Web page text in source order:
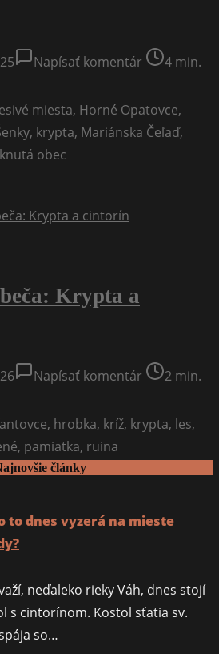
Napísať komentár on
miesta
na
Post
time
4 min.
miesta, Horné Opatovce,
, krypta, Mariánska Čeľaď,
obec
Krypta a
Napísať komentár on
Tribeča:
a
Post
time
2 min.
, hrobka, kríž, krypta, les,
, pamiatka, ruina
články
to dnes vyzerá na mieste
neďaleko rieky Váh, dnes stojí
s cintorínom. Kostol sťatia sv.
so…